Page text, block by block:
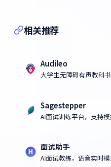
相关推荐
Audileo
大学生无障碍有声教科
Sagestepper
AI面试训练平台，支持
面试助手
AI面试教练，语音实时